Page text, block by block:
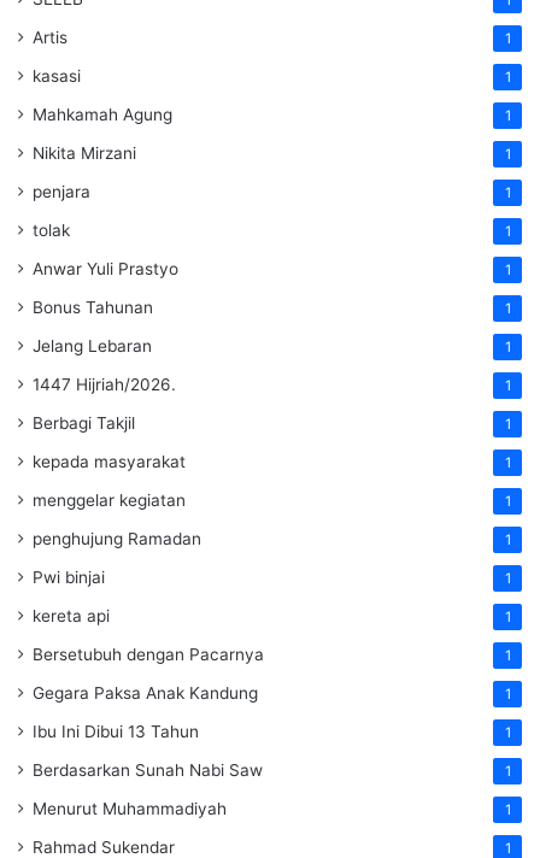
Artis 1
kasasi 1
Mahkamah Agung 1
Nikita Mirzani 1
penjara 1
tolak 1
Anwar Yuli Prastyo 1
Bonus Tahunan 1
Jelang Lebaran 1
1447 Hijriah/2026. 1
Berbagi Takjil 1
kepada masyarakat 1
menggelar kegiatan 1
penghujung Ramadan 1
Pwi binjai 1
kereta api 1
Bersetubuh dengan Pacarnya 1
Gegara Paksa Anak Kandung 1
Ibu Ini Dibui 13 Tahun 1
Berdasarkan Sunah Nabi Saw 1
Menurut Muhammadiyah 1
Rahmad Sukendar 1